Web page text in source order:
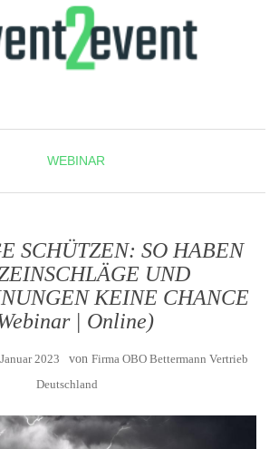
WEBINAR
SCHÜTZEN: SO HABEN
UND
KEINE CHANCE
| Online)
2023 von Firma OBO Bettermann Vertrieb
Deutschland